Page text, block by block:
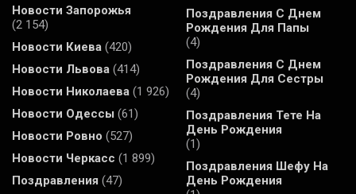
Новости Запорожья
(2 154)
Новости Киева (420)
Новости Львова (414)
Новости Николаева (1 926)
Новости Одессы (61)
Новости Ровно (527)
Новости Черкасс (1 899)
Поздравления (47)
Поздравления С Днем
Рождения Для Папы
(4)
Поздравления С Днем
Рождения Для Сестры
(4)
Поздравления Тете На
День Рождения
(1)
Поздравления Шефу На
День Рождения